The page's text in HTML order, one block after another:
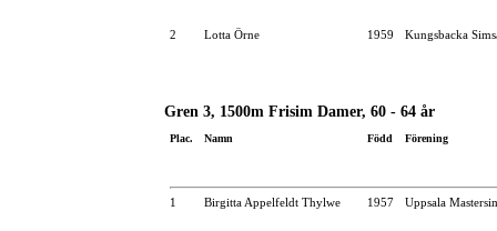
2 Lotta Örne 1959 Kungsbacka
Gren 3, 1500m Frisim Damer, 60 - 64 år
Plac. Namn Född Förening
1 Birgitta Appelfeldt Thylwe 1957 Uppsala